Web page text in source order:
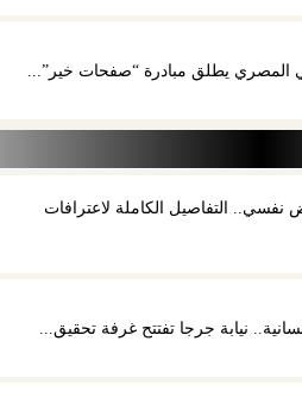
المصري يطلق مبادرة “صفحات خير”...
التفاصيل الكاملة لاعترافات
نيابة جرجا تفتتح غرفة تحقيق...